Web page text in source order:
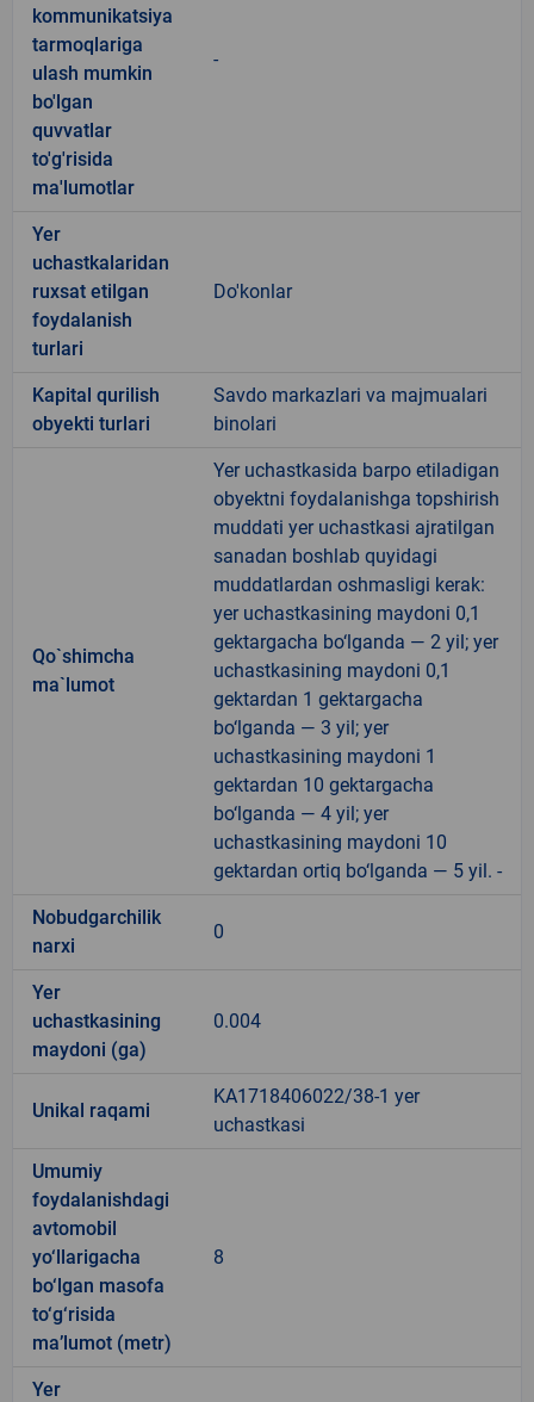
kommunikatsiya
tarmoqlariga
ulash mumkin
bo'lgan
quvvatlar
to'g'risida
ma'lumotlar
-
Yer
uchastkalaridan
ruxsat etilgan
foydalanish
turlari
Do'konlar
Kapital qurilish
obyekti turlari
Savdo markazlari va majmualari
binolari
Qo`shimcha
ma`lumot
Yer uchastkasida barpo etiladigan
obyektni foydalanishga topshirish
muddati yer uchastkasi ajratilgan
sanadan boshlab quyidagi
muddatlardan oshmasligi kerak:
yer uchastkasining maydoni 0,1
gektargacha bo‘lganda — 2 yil; yer
uchastkasining maydoni 0,1
gektardan 1 gektargacha
bo‘lganda — 3 yil; yer
uchastkasining maydoni 1
gektardan 10 gektargacha
bo‘lganda — 4 yil; yer
uchastkasining maydoni 10
gektardan ortiq bo‘lganda — 5 yil. -
Nobudgarchilik
narxi
0
Yer
uchastkasining
maydoni (ga)
0.004
Unikal raqami
KA1718406022/38-1 yer
uchastkasi
Umumiy
foydalanishdagi
avtomobil
yo‘llarigacha
bo‘lgan masofa
to‘g‘risida
ma’lumot (metr)
8
Yer